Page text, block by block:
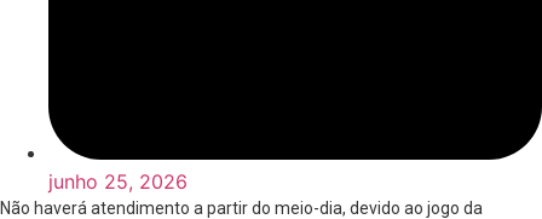
junho 25, 2026
Não haverá atendimento a partir do meio-dia, devido ao jogo da